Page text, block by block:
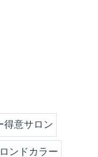
得意サロン
ンドカラー